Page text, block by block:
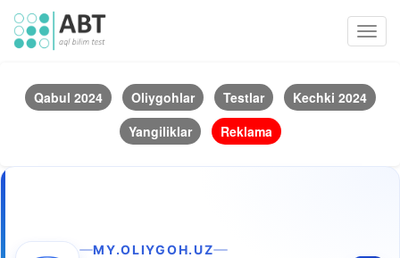
Qabul 2024 Oliygohlar Testlar
Kechki 2024
Yangiliklar
Reklama
MY.OLIYGOH.UZ